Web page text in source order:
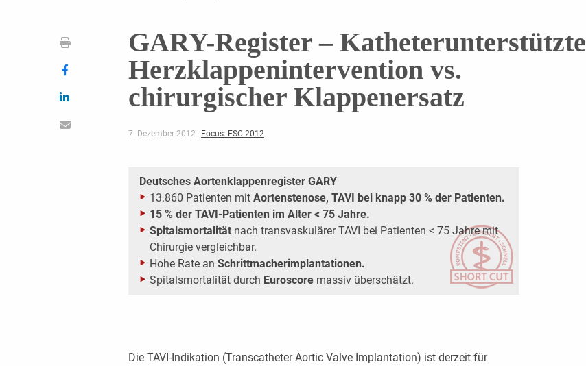
GARY-Register – Katheterunterstützte
Herzklappenintervention vs.
chirurgischer Klappenersatz
7. Dezember 2012 Focus: ESC 2012
Deutsches Aortenklappenregister GARY
13.860 Patienten mit Aortenstenose, TAVI bei knapp 30 % der Patienten.
15 % der TAVI-Patienten im Alter < 75 Jahre.
Spitalsmortalität nach transvaskulärer TAVI bei Patienten < 75 Jahre mit
Chirurgie vergleichbar.
Hohe Rate an Schrittmacherimplantationen.
Spitalsmortalität durch Euroscore massiv überschätzt.
Die TAVI-Indikation (Transcatheter Aortic Valve Implantation) ist derzeit für